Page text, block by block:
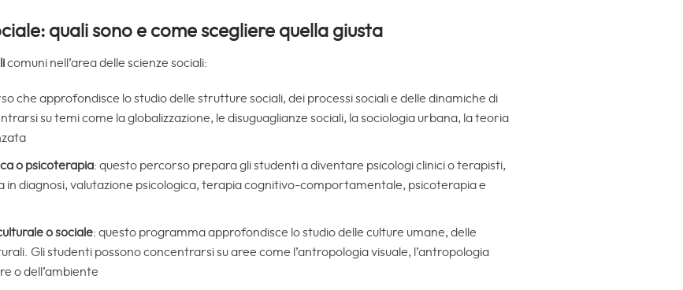
quali sono e come scegliere quella giusta
comuni nell’area delle scienze sociali:
che approfondisce lo studio delle strutture sociali, dei processi sociali e delle dinamiche di
su temi come la globalizzazione, le disuguaglianze sociali, la sociologia urbana, la teoria
o psicoterapia: questo percorso prepara gli studenti a diventare psicologi clinici o terapisti,
diagnosi, valutazione psicologica, terapia cognitivo-comportamentale, psicoterapia e
o sociale: questo programma approfondisce lo studio delle culture umane, delle
Gli studenti possono concentrarsi su aree come l’antropologia visuale, l’antropologia
o dell’ambiente